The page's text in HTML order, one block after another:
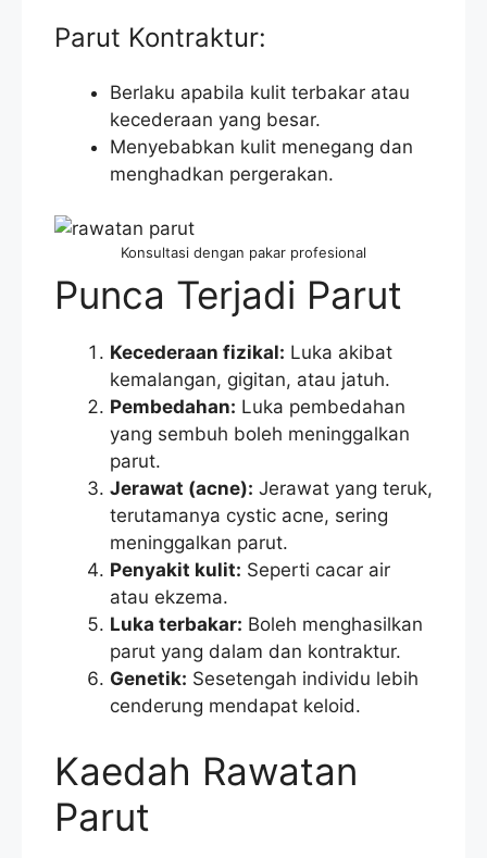
Parut Kontraktur:
Berlaku apabila kulit terbakar atau
kecederaan yang besar.
Menyebabkan kulit menegang dan
menghadkan pergerakan.
Konsultasi dengan pakar profesional
Punca Terjadi Parut
Kecederaan fizikal: Luka akibat
kemalangan, gigitan, atau jatuh.
Pembedahan: Luka pembedahan
yang sembuh boleh meninggalkan
parut.
Jerawat (acne): Jerawat yang teruk,
terutamanya cystic acne, sering
meninggalkan parut.
Penyakit kulit: Seperti cacar air
atau ekzema.
Luka terbakar: Boleh menghasilkan
parut yang dalam dan kontraktur.
Genetik: Sesetengah individu lebih
cenderung mendapat keloid.
Kaedah Rawatan
Parut